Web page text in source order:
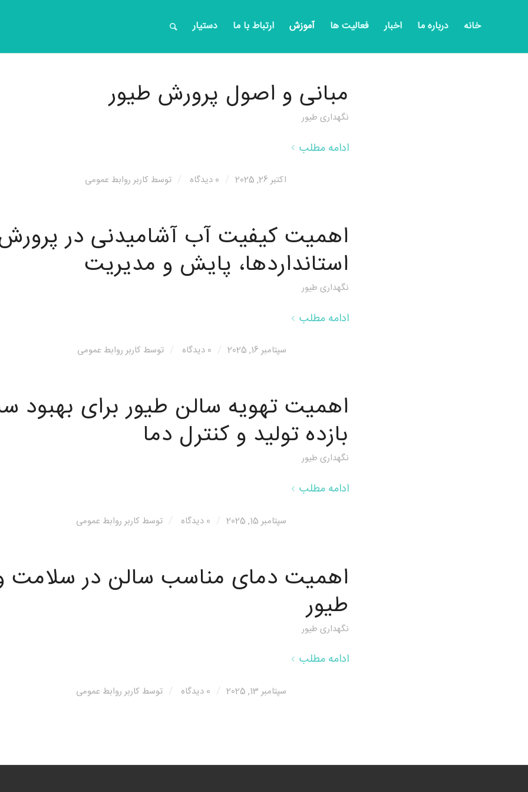
خانه درباره ما اخبار فعالیت ها آموزش ارتباط با ما دستیار
مبانی و اصول پرورش طیور
نگهداری طیور
ادامه مطلب
اکتبر 26, 2025 / 0 دیدگاه / توسط کاربر روابط عمومی
اهمیت کیفیت آب آشامیدنی در
استانداردها، پایش و مدیریت
نگهداری طیور
ادامه مطلب
سپتامبر 16, 2025 / 0 دیدگاه / توسط کاربر روابط عمومی
اهمیت تهویه سالن طیور برای بهبود
بازده تولید و کنترل دما
نگهداری طیور
ادامه مطلب
سپتامبر 15, 2025 / 0 دیدگاه / توسط کاربر روابط عمومی
اهمیت دمای مناسب سالن در سلامت
طیور
نگهداری طیور
ادامه مطلب
سپتامبر 13, 2025 / 0 دیدگاه / توسط کاربر روابط عمومی